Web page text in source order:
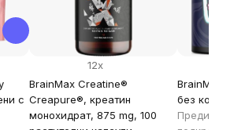
с
BrainMax Creatine®
Creapure®, креатин
монохидрат, 875 mg, 100
12x
BrainMax
без
Преди